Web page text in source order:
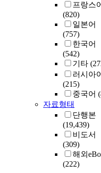
프랑스
(820)
일본어
(757)
한국어
(542)
기타
러시아
(215)
중국어
자료형태
단행본
(19,439)
비도서
(309)
해외
(222)